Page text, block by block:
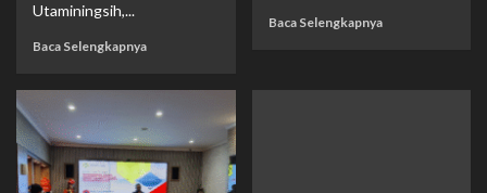
Utaminingsih,...
Baca Selengkapnya
Baca Selengkapnya